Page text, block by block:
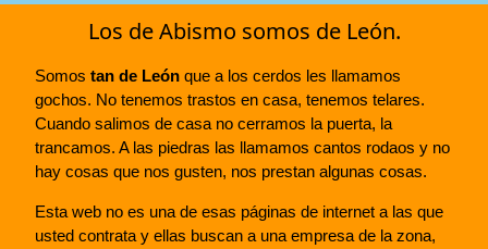
Los de Abismo somos de León.
Somos tan de León que a los cerdos les llamamos
gochos. No tenemos trastos en casa, tenemos telares.
Cuando salimos de casa no cerramos la puerta, la
trancamos. A las piedras las llamamos cantos rodaos y no
hay cosas que nos gusten, nos prestan algunas cosas.
Esta web no es una de esas páginas de internet a las que
usted contrata y ellas buscan a una empresa de la zona,